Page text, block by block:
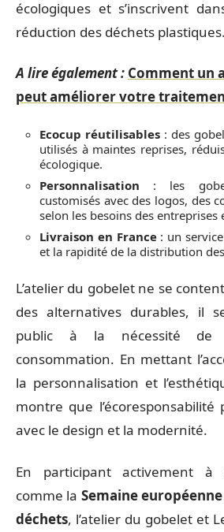
écologiques et s’inscrivent
réduction des déchets plastiques.
A lire également : Comment un
peut améliorer votre
Ecocup réutilisables : des
utilisés à maintes reprises,
écologique.
Personnalisation : les
customisés avec des logos, des
selon les besoins des entreprises
Livraison en France: un
et la rapidité de la distribution
L’atelier du gobelet ne se
des alternatives durables, il
public à la nécessité de
consommation. En mettant
la personnalisation et
montre que l’écoresponsabilité
avec le design et la modernité.
En participant activement à
comme la Semaine
déchets, l’atelier du gobelet et